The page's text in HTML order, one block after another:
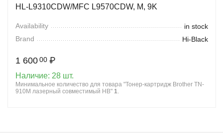
HL-L9310CDW/MFC L9570CDW, M, 9K
Availability
in stock
Brand
Hi-Black
1 600 00 ₽
Наличие: 28 шт.
Минимальное количество для товара "Тонер-картридж Brother TN-
910M лазерный совместимый HB" 1.